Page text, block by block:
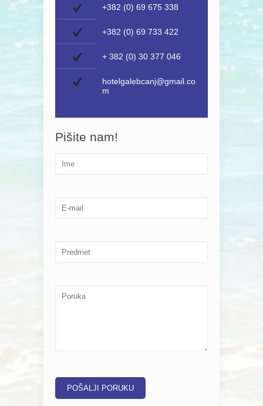
+382 (0) 69 675 338
+382 (0) 69 733 422
+ 382 (0) 30 377 046
hotelgalebcanj@gmail.co
m
Pišite nam!